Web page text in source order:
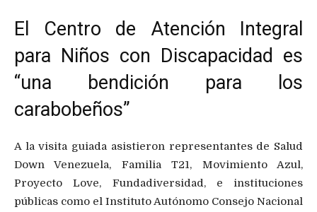
El Centro de Atención Integral
para Niños con Discapacidad es
“una bendición para los
carabobeños”
A la visita guiada asistieron representantes de Salud
Down Venezuela, Familia T21, Movimiento Azul,
Proyecto Love, Fundadiversidad, e instituciones
públicas como el Instituto Autónomo Consejo Nacional